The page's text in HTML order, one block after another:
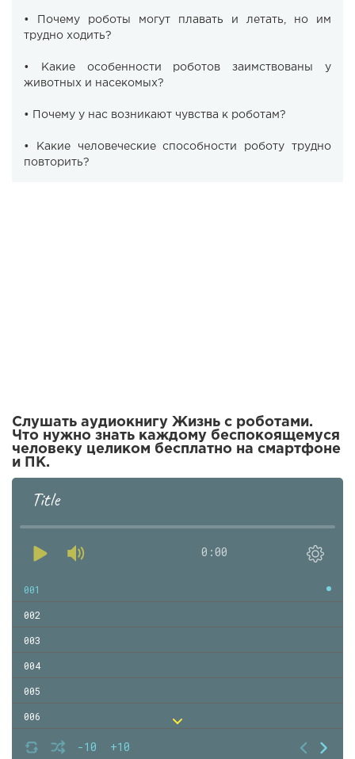
• Почему роботы могут плавать и летать, но им
трудно ходить?
• Какие особенности роботов заимствованы у
животных и насекомых?
• Почему у нас возникают чувства к роботам?
• Какие человеческие способности роботу трудно
повторить?
Слушать аудиокнигу Жизнь с роботами.
Что нужно знать каждому беспокоящемуся
человеку целиком бесплатно на смартфоне
и ПК.
Title
0:00
-10 +10
001
002
003
004
005
006
007